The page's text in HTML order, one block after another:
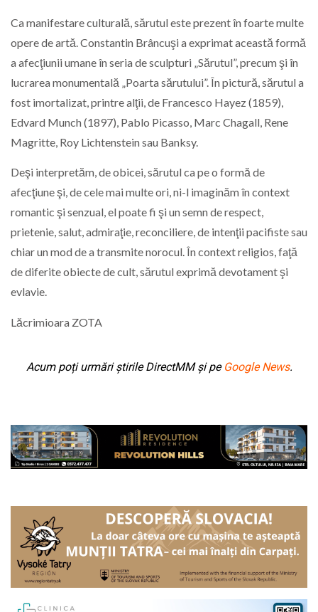
Ca manifestare culturală, sărutul este prezent în foarte multe
opere de artă. Constantin Brâncuşi a exprimat această formă
a afecţiunii umane în seria de sculpturi „Sărutul”, precum şi în
lucrarea monumentală „Poarta sărutului”. În pictură, sărutul a
fost imortalizat, printre alţii, de Francesco Hayez (1859),
Edvard Munch (1897), Pablo Picasso, Marc Chagall, Rene
Magritte, Roy Lichtenstein sau Banksy.
Deşi interpretăm, de obicei, sărutul ca pe o formă de
afecţiune şi, de cele mai multe ori, ni-l imaginăm în context
romantic şi senzual, el poate fi şi un semn de respect,
prietenie, salut, admiraţie, reconciliere, de intenţii pacifiste sau
chiar un mod de a transmite norocul. În context religios, faţă
de diferite obiecte de cult, sărutul exprimă devotament şi
evlavie.
Lăcrimioara ZOTA
Acum poți urmări știrile DirectMM și pe Google News.